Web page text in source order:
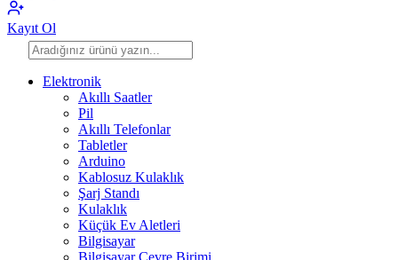
Kayıt Ol
Elektronik
Akıllı Saatler
Pil
Akıllı Telefonlar
Tabletler
Arduino
Kablosuz Kulaklık
Şarj Standı
Kulaklık
Küçük Ev Aletleri
Bilgisayar
Bilgisayar Çevre Birimi